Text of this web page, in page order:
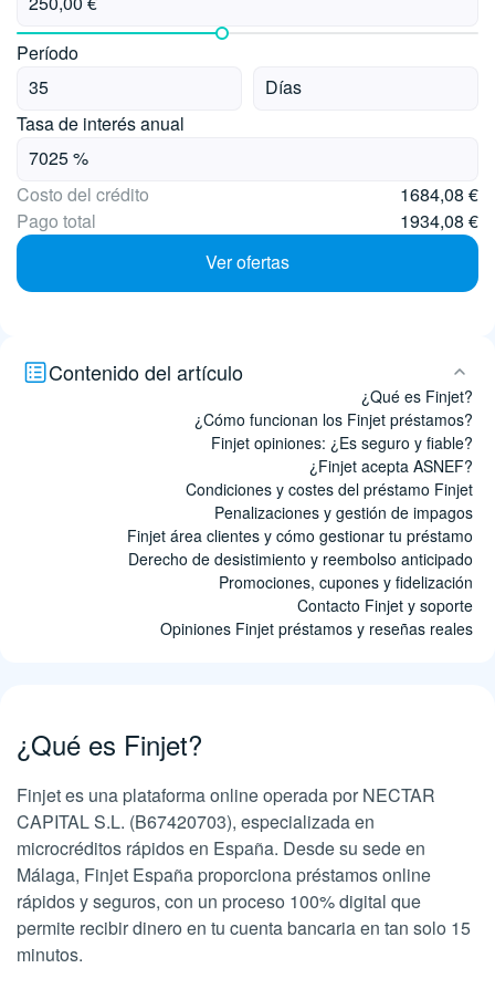
Período
Tasa de interés anual
Costo del crédito
1684,08 €
Pago total
1934,08 €
Ver ofertas
Contenido del artículo
¿Qué es Finjet?
¿Cómo funcionan los Finjet préstamos?
Finjet opiniones: ¿Es seguro y fiable?
¿Finjet acepta ASNEF?
Condiciones y costes del préstamo Finjet
Penalizaciones y gestión de impagos
Finjet área clientes y cómo gestionar tu préstamo
Derecho de desistimiento y reembolso anticipado
Promociones, cupones y fidelización
Contacto Finjet y soporte
Opiniones Finjet préstamos y reseñas reales
¿Qué es Finjet?
Finjet es una plataforma online operada por NECTAR
CAPITAL S.L. (B67420703), especializada en
microcréditos rápidos en España. Desde su sede en
Málaga, Finjet España proporciona préstamos online
rápidos y seguros, con un proceso 100% digital que
permite recibir dinero en tu cuenta bancaria en tan solo 15
minutos.